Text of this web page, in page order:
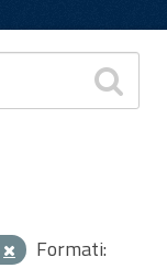
Formati: